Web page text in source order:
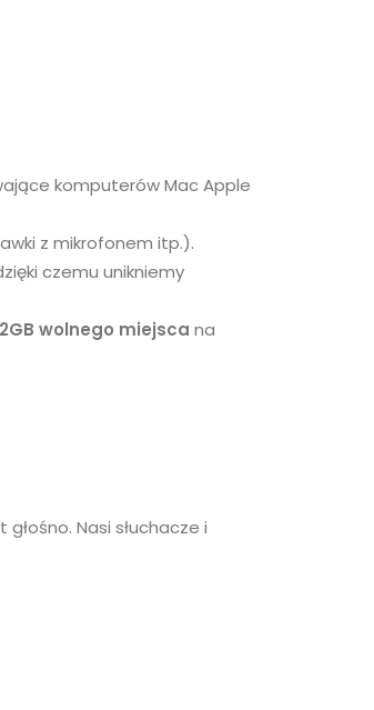
komputerów Mac Apple
z mikrofonem itp.).
czemu unikniemy
2GB wolnego miejsca na
Nasi słuchacze i